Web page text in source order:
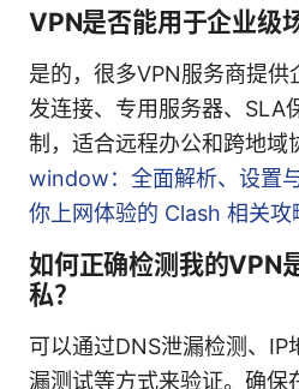
VPN是否能用于企业级
是的，很多VPN服务商提供
发连接、专用服务器、SLA
制，适合远程办公和跨地域
window：全面解析、设置
你上网体验的 Clash 相关攻
如何正确检测我的VPN
私？
可以通过DNS泄漏检测、IP
漏测试等方式来验证。确保